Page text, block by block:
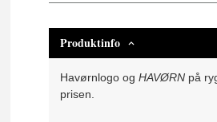
Produktinfo
Havørnlogo ogHAVØRN på
prisen.